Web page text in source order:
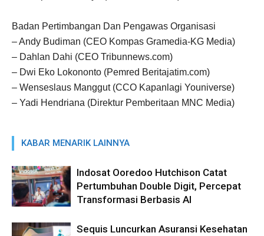
Badan Pertimbangan Dan Pengawas Organisasi
– Andy Budiman (CEO Kompas Gramedia-KG Media)
– Dahlan Dahi (CEO Tribunnews.com)
– Dwi Eko Lokononto (Pemred Beritajatim.com)
– Wenseslaus Manggut (CCO Kapanlagi Youniverse)
– Yadi Hendriana (Direktur Pemberitaan MNC Media)
KABAR MENARIK LAINNYA
Indosat Ooredoo Hutchison Catat
Pertumbuhan Double Digit, Percepat
Transformasi Berbasis AI
Sequis Luncurkan Asuransi Kesehatan